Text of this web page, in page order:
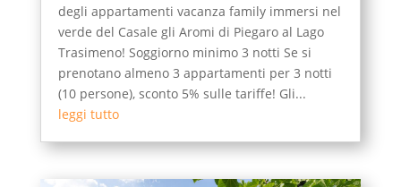
degli appartamenti vacanza family immersi nel
verde del Casale gli Aromi di Piegaro al Lago
Trasimeno! Soggiorno minimo 3 notti Se si
prenotano almeno 3 appartamenti per 3 notti
(10 persone), sconto 5% sulle tariffe! Gli...
leggi tutto